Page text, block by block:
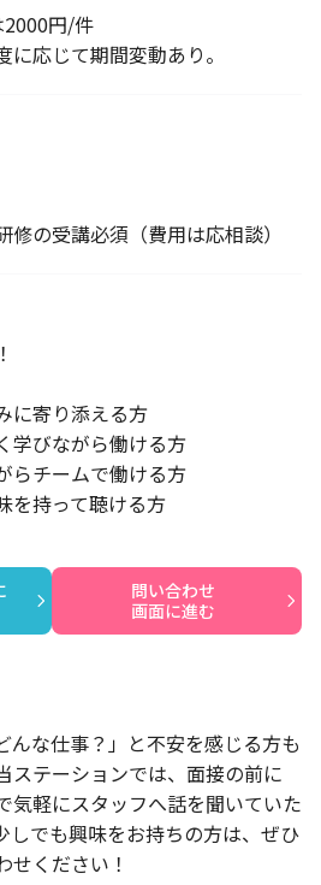
円/件
応じて期間変動あり。
の受講必須（費用は応相談）
に寄り添える方
学びながら働ける方
らチームで働ける方
を持って聴ける方
問い合わせ
画面に進む
んな仕事？」と不安を感じる方も
ステーションでは、面接の前に
気軽にスタッフへ話を聞いていた
しでも興味をお持ちの方は、ぜひ
せください！